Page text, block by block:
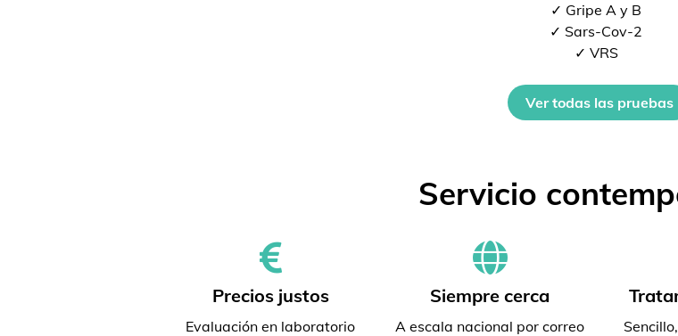
✓ Gripe A y B
✓ Sars-Cov-2
✓ VRS
Ver todas las pruebas
Servicio
Precios justos
Evaluación en laboratorio
Siempre cerca
A escala nacional por correo